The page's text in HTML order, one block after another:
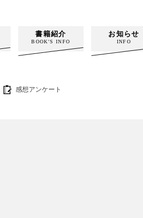
感想アンケート
書籍紹介
BOOK'S INFO
お知らせ
INFO